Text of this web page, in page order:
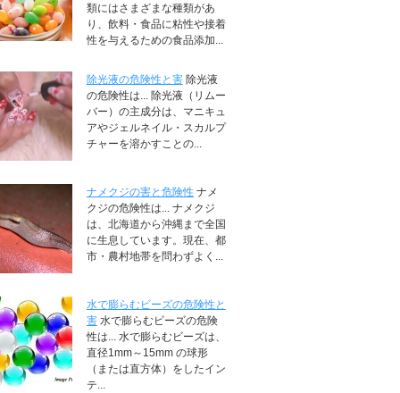
類にはさまざまな種類があ
り、飲料・食品に粘性や接着
性を与えるための食品添加...
除光液の危険性と害 除光液
の危険性は... 除光液（リムー
バー）の主成分は、マニキュ
アやジェルネイル・スカルプ
チャーを溶かすことの...
ナメクジの害と危険性 ナメ
クジの危険性は... ナメクジ
は、北海道から沖縄まで全国
に生息しています。現在、都
市・農村地帯を問わずよく...
水で膨らむビーズの危険性と
害 水で膨らむビーズの危険
性は... 水で膨らむビーズは、
直径1mm～15mm の球形
（または直方体）をしたイン
テ...